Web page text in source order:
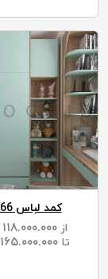
کمد لباس D.2066
از ۱۱۸.۰۰۰.۰۰۰
تا ۱۶۵.۰۰۰.۰۰۰